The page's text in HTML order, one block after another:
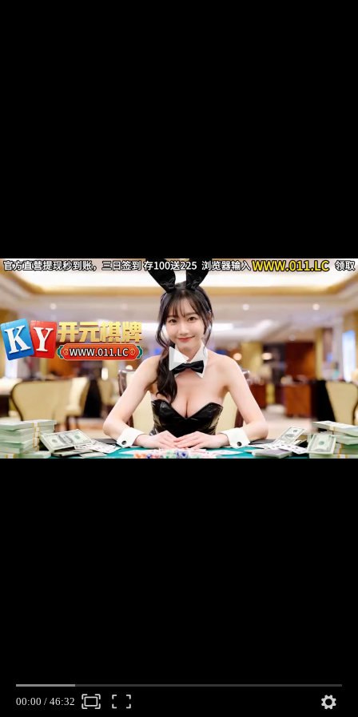
00:00 / 46:32